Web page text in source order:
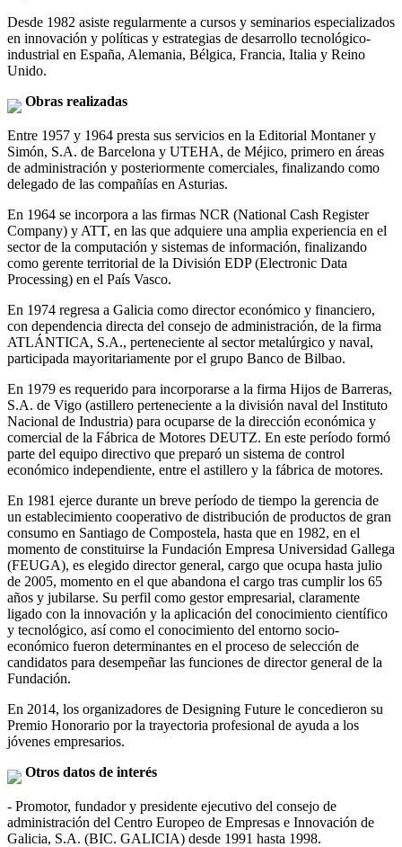
Desde 1982 asiste regularmente a cursos y seminarios especializados
en innovación y políticas y estrategias de desarrollo tecnológico-
industrial en España, Alemania, Bélgica, Francia, Italia y Reino
Unido.
Obras realizadas
Entre 1957 y 1964 presta sus servicios en la Editorial Montaner y
Simón, S.A. de Barcelona y UTEHA, de Méjico, primero en áreas
de administración y posteriormente comerciales, finalizando como
delegado de las compañías en Asturias.
En 1964 se incorpora a las firmas NCR (National Cash Register
Company) y ATT, en las que adquiere una amplia experiencia en el
sector de la computación y sistemas de información, finalizando
como gerente territorial de la División EDP (Electronic Data
Processing) en el País Vasco.
En 1974 regresa a Galicia como director económico y financiero,
con dependencia directa del consejo de administración, de la firma
ATLÁNTICA, S.A., perteneciente al sector metalúrgico y naval,
participada mayoritariamente por el grupo Banco de Bilbao.
En 1979 es requerido para incorporarse a la firma Hijos de Barreras,
S.A. de Vigo (astillero perteneciente a la división naval del Instituto
Nacional de Industria) para ocuparse de la dirección económica y
comercial de la Fábrica de Motores DEUTZ. En este período formó
parte del equipo directivo que preparó un sistema de control
económico independiente, entre el astillero y la fábrica de motores.
En 1981 ejerce durante un breve período de tiempo la gerencia de
un establecimiento cooperativo de distribución de productos de gran
consumo en Santiago de Compostela, hasta que en 1982, en el
momento de constituirse la Fundación Empresa Universidad Gallega
(FEUGA), es elegido director general, cargo que ocupa hasta julio
de 2005, momento en el que abandona el cargo tras cumplir los 65
años y jubilarse. Su perfil como gestor empresarial, claramente
ligado con la innovación y la aplicación del conocimiento científico
y tecnológico, así como el conocimiento del entorno socio-
económico fueron determinantes en el proceso de selección de
candidatos para desempeñar las funciones de director general de la
Fundación.
En 2014, los organizadores de Designing Future le concedieron su
Premio Honorario por la trayectoria profesional de ayuda a los
jóvenes empresarios.
Otros datos de interés
- Promotor, fundador y presidente ejecutivo del consejo de
administración del Centro Europeo de Empresas e Innovación de
Galicia, S.A. (BIC. GALICIA) desde 1991 hasta 1998.